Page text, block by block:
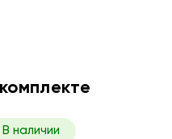
наличии